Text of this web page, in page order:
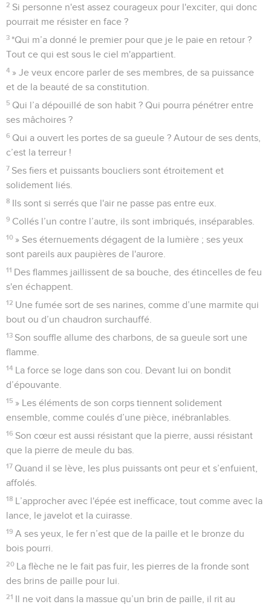
2 Si personne n'est assez courageux pour l'exciter, qui donc
pourrait me résister en face ?
3 *Qui m’a donné le premier pour que je le paie en retour ?
Tout ce qui est sous le ciel m'appartient.
4 » Je veux encore parler de ses membres, de sa puissance
et de la beauté de sa constitution.
5 Qui l’a dépouillé de son habit ? Qui pourra pénétrer entre
ses mâchoires ?
6 Qui a ouvert les portes de sa gueule ? Autour de ses dents,
c’est la terreur !
7 Ses fiers et puissants boucliers sont étroitement et
solidement liés.
8 Ils sont si serrés que l'air ne passe pas entre eux.
9 Collés l’un contre l’autre, ils sont imbriqués, inséparables.
10 » Ses éternuements dégagent de la lumière ; ses yeux
sont pareils aux paupières de l'aurore.
11 Des flammes jaillissent de sa bouche, des étincelles de feu
s'en échappent.
12 Une fumée sort de ses narines, comme d’une marmite qui
bout ou d’un chaudron surchauffé.
13 Son souffle allume des charbons, de sa gueule sort une
flamme.
14 La force se loge dans son cou. Devant lui on bondit
d’épouvante.
15 » Les éléments de son corps tiennent solidement
ensemble, comme coulés d’une pièce, inébranlables.
16 Son cœur est aussi résistant que la pierre, aussi résistant
que la pierre de meule du bas.
17 Quand il se lève, les plus puissants ont peur et s’enfuient,
affolés.
18 L’approcher avec l'épée est inefficace, tout comme avec la
lance, le javelot et la cuirasse.
19 A ses yeux, le fer n’est que de la paille et le bronze du
bois pourri.
20 La flèche ne le fait pas fuir, les pierres de la fronde sont
des brins de paille pour lui.
21 Il ne voit dans la massue qu’un brin de paille, il rit au